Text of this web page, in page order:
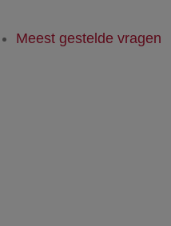
Meest gestelde vragen